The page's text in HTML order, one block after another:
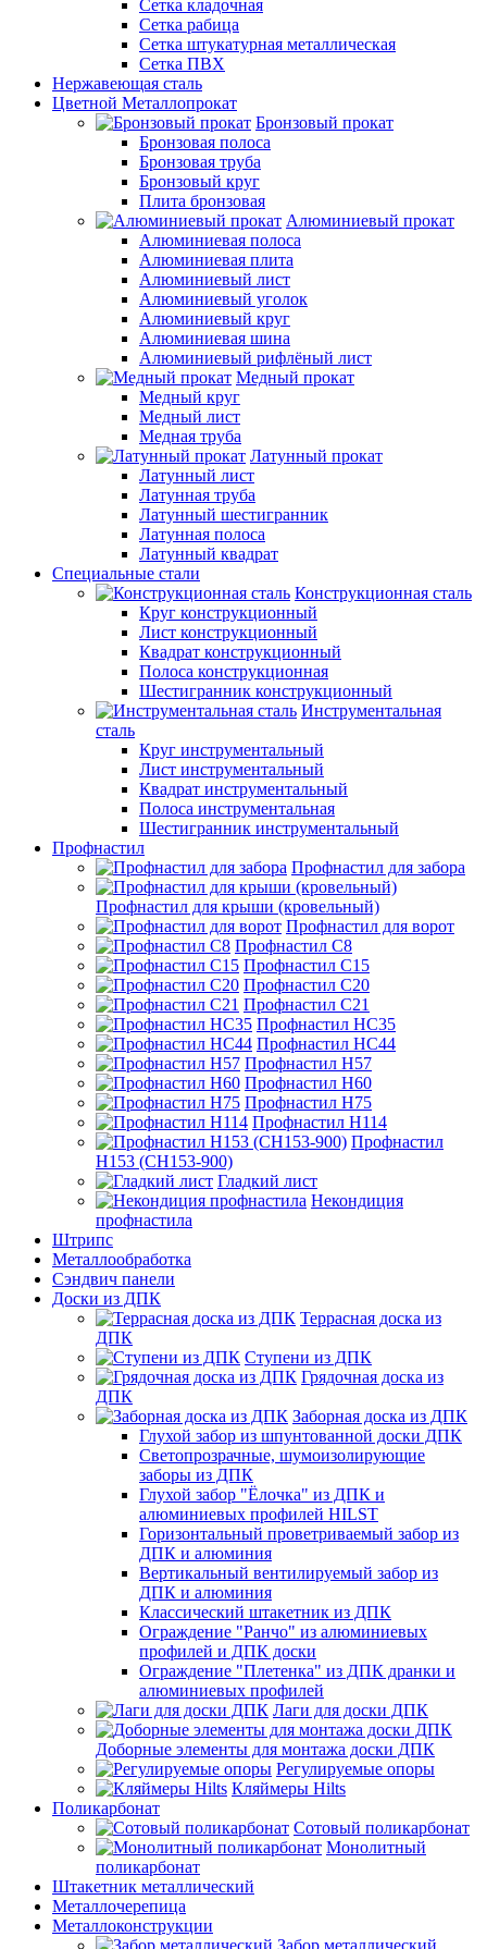
Сетка кладочная
Сетка рабица
Сетка штукатурная металлическая
Сетка ПВХ
Нержавеющая сталь
Цветной Металлопрокат
Бронзовый прокат
Бронзовая полоса
Бронзовая труба
Бронзовый круг
Плита бронзовая
Алюминиевый прокат
Алюминиевая полоса
Алюминиевая плита
Алюминиевый лист
Алюминиевый уголок
Алюминиевый круг
Алюминиевая шина
Алюминиевый рифлёный лист
Медный прокат
Медный круг
Медный лист
Медная труба
Латунный прокат
Латунный лист
Латунная труба
Латунный шестигранник
Латунная полоса
Латунный квадрат
Специальные стали
Конструкционная сталь
Круг конструкционный
Лист конструкционный
Квадрат конструкционный
Полоса конструкционная
Шестигранник конструкционный
Инструментальная
сталь
Круг инструментальный
Лист инструментальный
Квадрат инструментальный
Полоса инструментальная
Шестигранник инструментальный
Профнастил
Профнастил для забора
Профнастил для крыши (кровельный)
Профнастил для ворот
Профнастил С8
Профнастил С15
Профнастил С20
Профнастил С21
Профнастил НС35
Профнастил НС44
Профнастил Н57
Профнастил Н60
Профнастил Н75
Профнастил Н114
Профнастил
Н153 (СН153-900)
Гладкий лист
Некондиция
профнастила
Штрипс
Металлообработка
Сэндвич панели
Доски из ДПК
Террасная доска из
ДПК
Ступени из ДПК
Грядочная доска из
ДПК
Заборная доска из ДПК
Глухой забор из шпунтованной доски ДПК
Светопрозрачные, шумоизолирующие
заборы из ДПК
Глухой забор "Ёлочка" из ДПК и
алюминиевых профилей HILST
Горизонтальный проветриваемый забор из
ДПК и алюминия
Вертикальный вентилируемый забор из
ДПК и алюминия
Классический штакетник из ДПК
Ограждение "Ранчо" из алюминиевых
профилей и ДПК доски
Ограждение "Плетенка" из ДПК дранки и
алюминиевых профилей
Лаги для доски ДПК
Доборные элементы для монтажа доски ДПК
Регулируемые опоры
Кляймеры Hilts
Поликарбонат
Сотовый поликарбонат
Монолитный
поликарбонат
Штакетник металлический
Металлочерепица
Металлоконструкции
Забор металлический